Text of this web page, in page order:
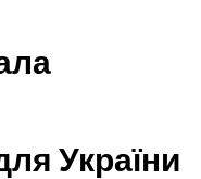
України